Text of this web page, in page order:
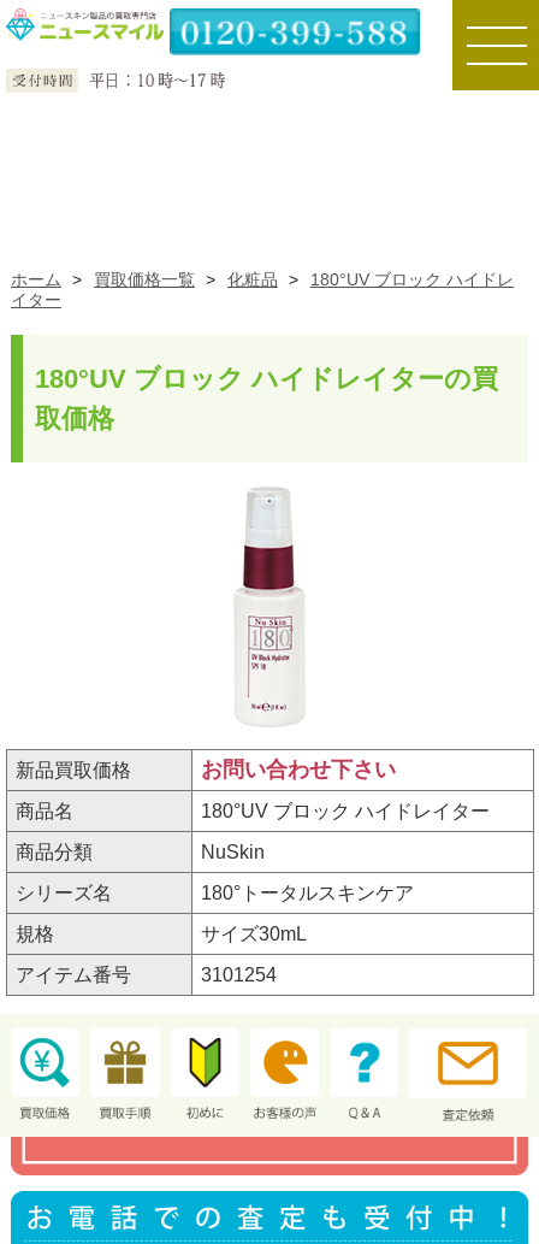
toggle
ホーム > 買取価格一覧 > 化粧品 >
180°UV ブロック ハイドレ
イター
180°UV ブロック ハイドレイターの買
取価格
新品買取価格 お問い合わせ下さい
商品名
180°UV ブロック ハイドレイター
商品分類
NuSkin
シリーズ名
180°トータルスキンケア
規格
サイズ30mL
アイテム番号
3101254